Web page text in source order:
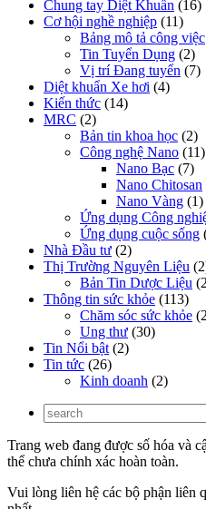
Chung tay Diệt Khuẩn (16)
Cơ hội nghề nghiệp (11)
Bảng mô tả công việc
Tin Tuyển Dụng (2)
Vị trí Đang tuyển (7)
Diệt khuẩn Xe hơi (4)
Kiến thức (14)
MRC (2)
Bản tin khoa học (2)
Công nghệ Nano (11)
Nano Bạc (7)
Nano Chitosan
Nano Vàng (1)
Ứng dụng Công
Ứng dụng cuộc sống
Nhà Đầu tư (2)
Thị Trường Nguyên Liệu
Bản Tin Dược Liệu
Thông tin sức khỏe (113)
Chăm sóc sức khỏe
Ung thư (30)
Tin Nổi bật (2)
Tin tức (26)
Kinh doanh (2)
Trang web đang được số hóa và
thể chưa chính xác hoàn toàn.
Vui lòng liên hệ các bộ phận liên